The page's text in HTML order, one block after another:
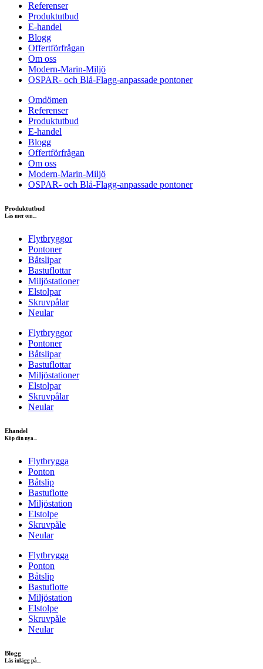
Referenser
Produktutbud
E-handel
Blogg
Offertförfrågan
Om oss
Modern-Marin-Miljö
OSPAR- och Blå-Flagg-anpassade pontoner
Omdömen
Referenser
Produktutbud
E-handel
Blogg
Offertförfrågan
Om oss
Modern-Marin-Miljö
OSPAR- och Blå-Flagg-anpassade pontoner
Produktutbud
Läs mer om...
Flytbryggor
Pontoner
Båtslipar
Bastuflottar
Miljöstationer
Elstolpar
Skruvpålar
Neular
Flytbryggor
Pontoner
Båtslipar
Bastuflottar
Miljöstationer
Elstolpar
Skruvpålar
Neular
Ehandel
Köp din nya...
Flytbrygga
Ponton
Båtslip
Bastuflotte
Miljöstation
Elstolpe
Skruvpåle
Neular
Flytbrygga
Ponton
Båtslip
Bastuflotte
Miljöstation
Elstolpe
Skruvpåle
Neular
Blogg
Läs inlägg på...